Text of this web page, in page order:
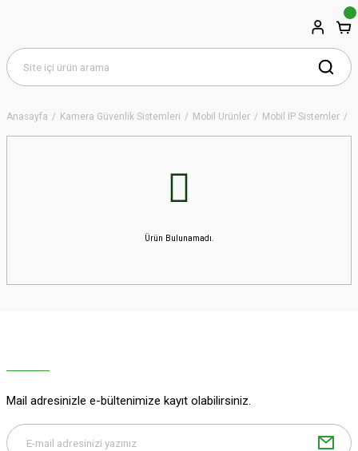
Anasayfa Kamera Güvenlik Sistemleri Mobil Ürünler Mobil IP Sistemler
Ürün Bulunamadı.
Mail adresinizle e-bültenimize kayıt olabilirsiniz.